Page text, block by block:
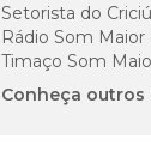
Setorista do
Rádio Som
Timaço Som
Conheça outros